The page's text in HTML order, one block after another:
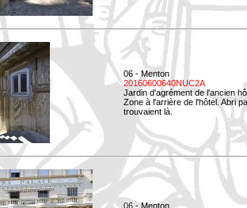
06 - Menton
20160600640NUC2A
Jardin d'agrément de l'ancien
Zone à l'arrière de l'hôtel. Abri
trouvaient là.
06 - Menton